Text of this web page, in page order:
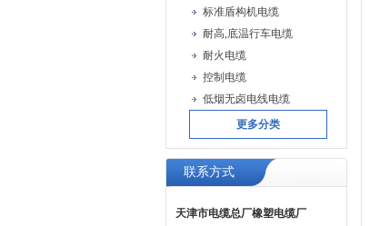
标准盾构机电缆
耐高,底温行车电缆
耐火电缆
控制电缆
低烟无卤电线电缆
更多分类
联系方式
天津市电缆总厂橡塑电缆厂